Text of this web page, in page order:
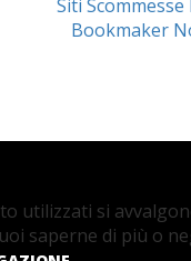
Siti
Bookmaker
utilizzati si
saperne di più o